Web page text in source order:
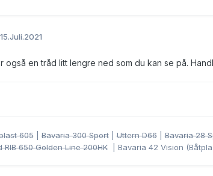
15.Juli.2021
også en tråd litt lengre ned som du kan se på.
605|Bavaria 300 Sport|Uttern D66|Bavaria 28
RIB 650 Golden Line 200HK| Bavaria 42 Vision